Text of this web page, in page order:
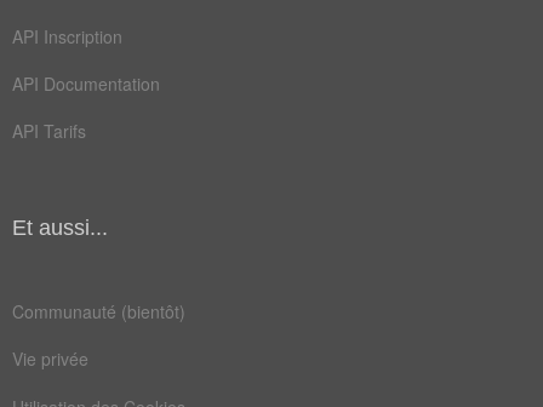
charbon
essence
pétrole
canalisation
combustible
hydrocarbure
API Inscription
API Documentation
API Tarifs
Et aussi...
Communauté (bientôt)
Vie privée